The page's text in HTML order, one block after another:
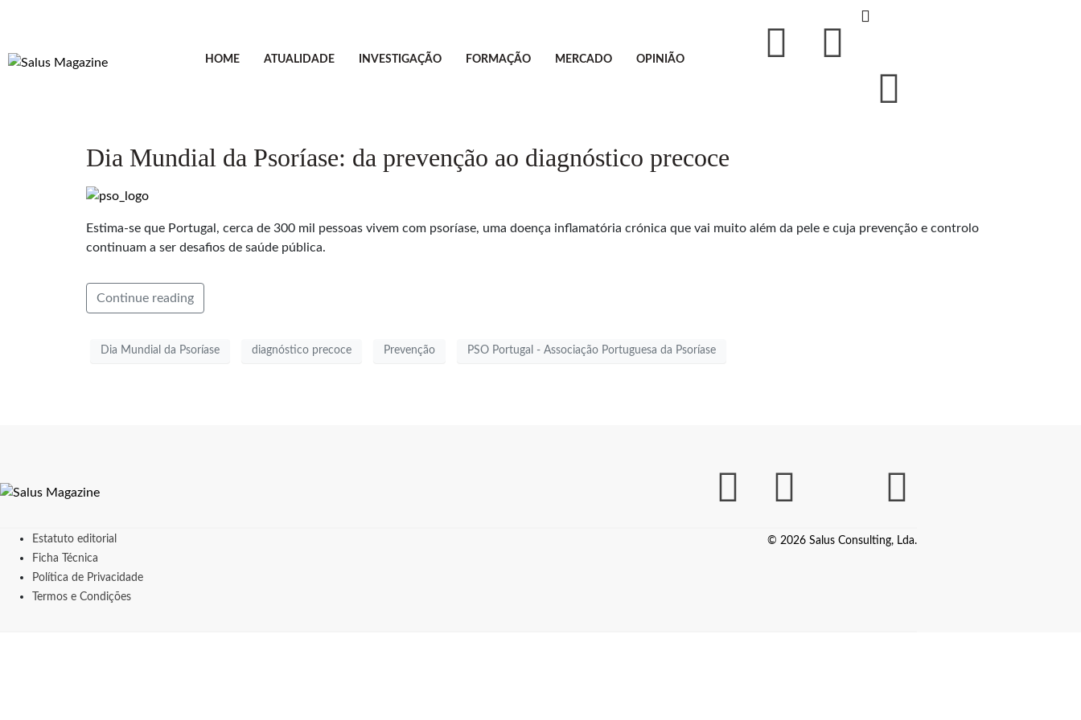
HOME ATUALIDADE INVESTIGAÇÃO FORMAÇÃO MERCADO OPINIÃO
Dia Mundial da Psoríase: da prevenção ao diagnóstico precoce
Estima-se que Portugal, cerca de 300 mil pessoas vivem com psoríase, uma doença inflamatória crónica que vai muito além da pele e cuja prevenção e controlo
continuam a ser desafios de saúde pública.
Continue reading
Dia Mundial da Psoríase diagnóstico precoce Prevenção PSO Portugal - Associação Portuguesa da Psoríase
Estatuto editorial
Ficha Técnica
Política de Privacidade
Termos e Condições
© 2026 Salus Consulting, Lda.